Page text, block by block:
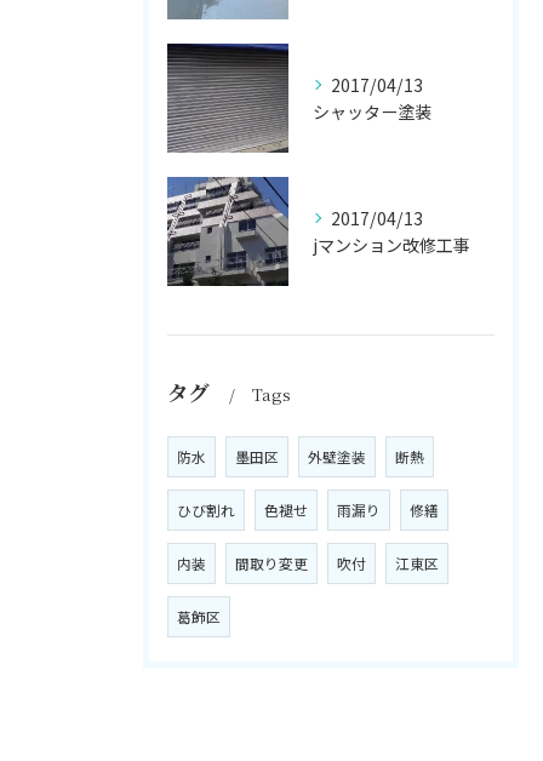
2017/04/13
シャッター塗装
2017/04/13
jマンション改修工事
タグ Tags
防水 墨田区 外壁塗装 断熱
ひび割れ 色褪せ 雨漏り 修繕
内装 間取り変更 吹付 江東区
葛飾区